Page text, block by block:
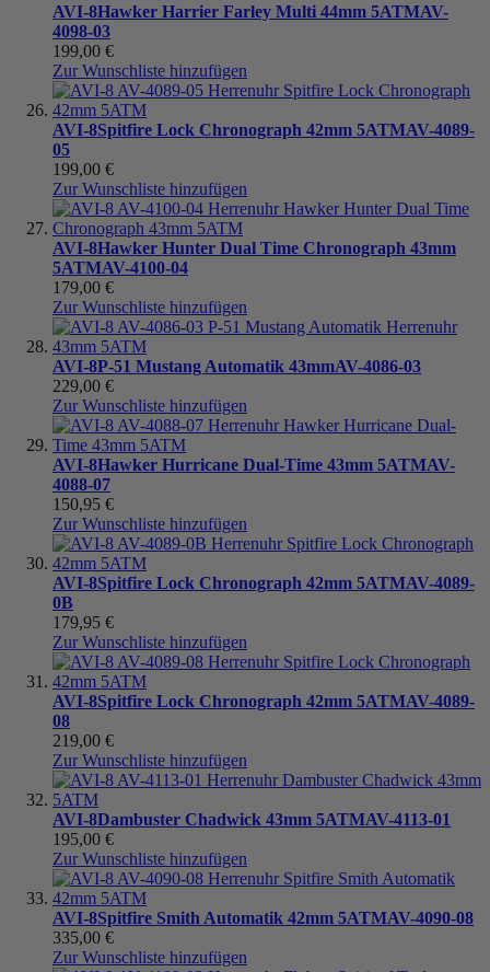
AVI-8Hawker Harrier Farley Multi 44mm 5ATMAV-
4098-03
199,00 €
Zur Wunschliste hinzufügen
AVI-8Spitfire Lock Chronograph 42mm 5ATMAV-4089-
05
199,00 €
Zur Wunschliste hinzufügen
AVI-8Hawker Hunter Dual Time Chronograph 43mm
5ATMAV-4100-04
179,00 €
Zur Wunschliste hinzufügen
AVI-8P-51 Mustang Automatik 43mmAV-4086-03
229,00 €
Zur Wunschliste hinzufügen
AVI-8Hawker Hurricane Dual-Time 43mm 5ATMAV-
4088-07
150,95 €
Zur Wunschliste hinzufügen
AVI-8Spitfire Lock Chronograph 42mm 5ATMAV-4089-
0B
179,95 €
Zur Wunschliste hinzufügen
AVI-8Spitfire Lock Chronograph 42mm 5ATMAV-4089-
08
219,00 €
Zur Wunschliste hinzufügen
AVI-8Dambuster Chadwick 43mm 5ATMAV-4113-01
195,00 €
Zur Wunschliste hinzufügen
AVI-8Spitfire Smith Automatik 42mm 5ATMAV-4090-08
335,00 €
Zur Wunschliste hinzufügen